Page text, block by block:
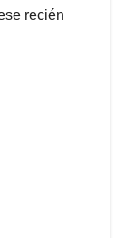
recién